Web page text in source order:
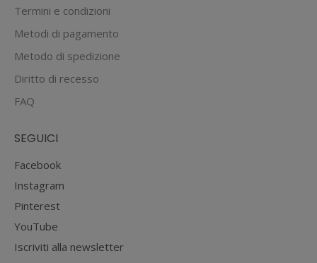
Termini e condizioni
Metodi di pagamento
Metodo di spedizione
Diritto di recesso
FAQ
SEGUICI
Facebook
Instagram
Pinterest
YouTube
Iscriviti alla newsletter